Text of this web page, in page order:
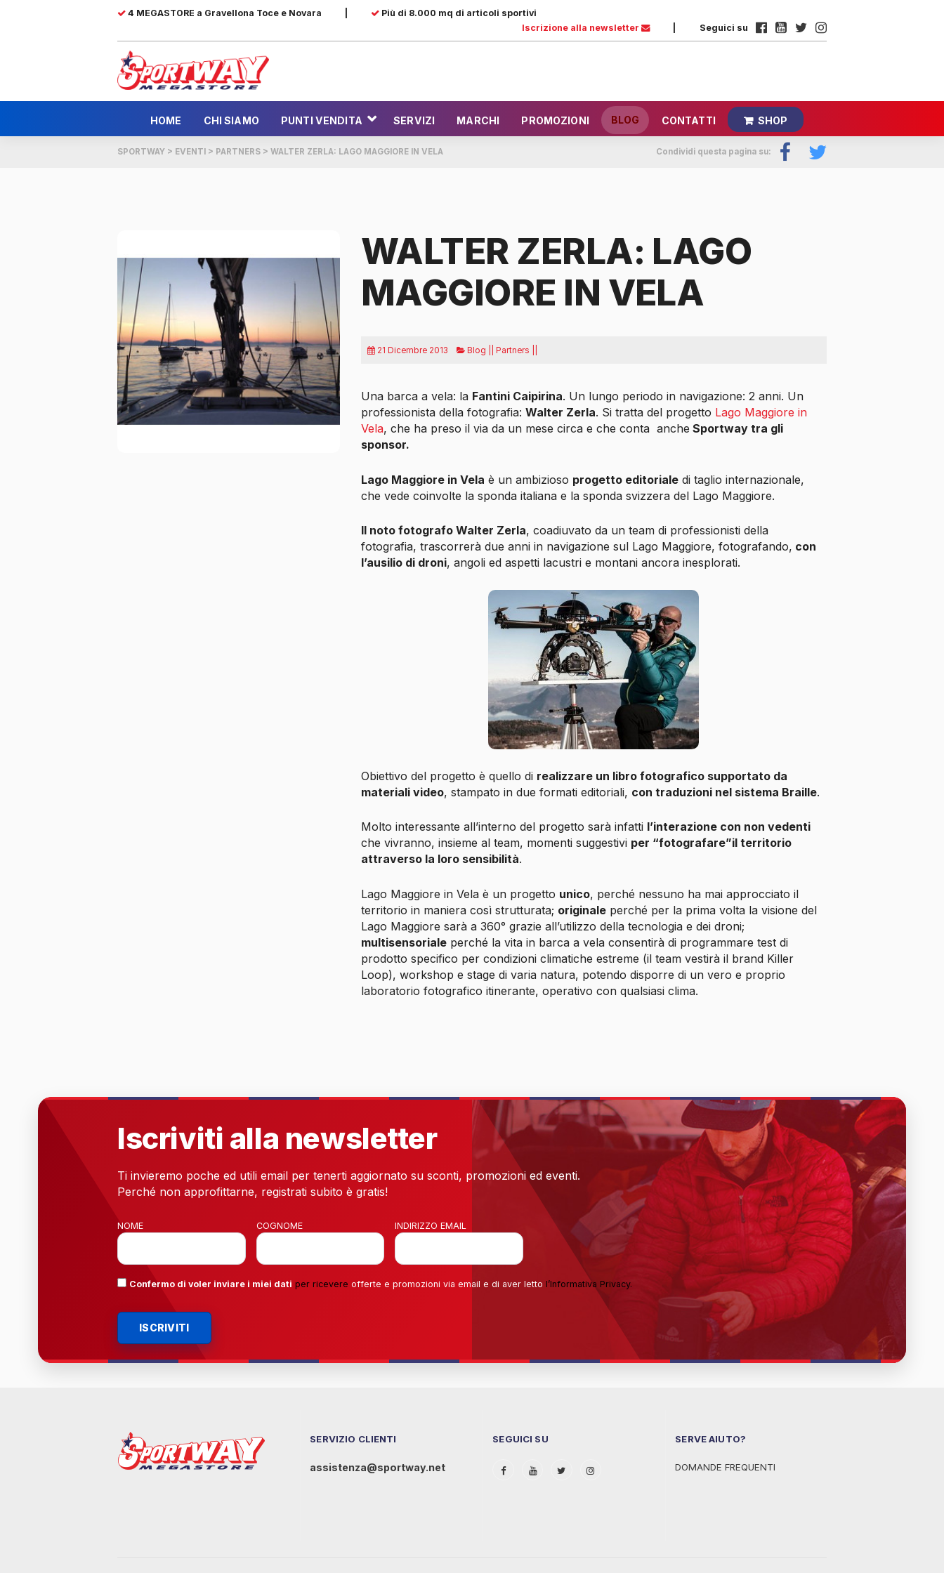
4 MEGASTORE a Gravellona Toce e Novara
Più di 8.000 mq di articoli sportivi
Iscrizione alla newsletter
Seguici su
HOME CHI SIAMO PUNTI VENDITA SERVIZI MARCHI PROMOZIONI BLOG CONTATTI SHOP
SPORTWAY > EVENTI > PARTNERS > WALTER ZERLA: LAGO MAGGIORE IN VELA Condividi questa pagina su:
WALTER ZERLA: LAGO
MAGGIORE IN VELA
21 Dicembre 2013 Blog || Partners ||
Una barca a vela: la Fantini Caipirina. Un lungo periodo in navigazione: 2 anni. Un
professionista della fotografia: Walter Zerla. Si tratta del progetto Lago Maggiore in
Vela, che ha preso il via da un mese circa e che conta anche Sportway tra gli
sponsor.
Lago Maggiore in Vela è un ambizioso progetto editorialedi taglio internazionale,
che vede coinvolte la sponda italiana e la sponda svizzera del Lago Maggiore.
Il noto fotografo Walter Zerla, coadiuvato da un team di professionisti della
fotografia, trascorrerà due anni in navigazione sul Lago Maggiore, fotografando, con
l’ausilio di droni, angoli ed aspetti lacustri e montani ancora inesplorati.
Obiettivo del progetto è quello di realizzare un libro fotografico supportato da
materiali video, stampato in due formati editoriali, con traduzioni nel sistema Braille.
Molto interessante all’interno del progetto sarà infatti l’interazione con non vedenti
che vivranno, insieme al team, momenti suggestivi per “fotografare”il territorio
attraverso la loro sensibilità.
Lago Maggiore in Vela è un progetto unico, perché nessuno ha mai approcciato il
territorio in maniera così strutturata; originaleperché per la prima volta la visione del
Lago Maggiore sarà a 360° grazie all’utilizzo della tecnologia e dei droni;
multisensorialeperché la vita in barca a vela consentirà di programmare test di
prodotto specifico per condizioni climatiche estreme (il team vestirà il brand Killer
Loop), workshop e stage di varia natura, potendo disporre di un vero e proprio
laboratorio fotografico itinerante, operativo con qualsiasi clima.
Iscriviti alla newsletter
Ti invieremo poche ed utili email per tenerti aggiornato su sconti, promozioni ed eventi.
Perché non approfittarne, registrati subito è gratis!
NOME COGNOME INDIRIZZO EMAIL
Confermo di voler inviare i miei dati per ricevere offerte e promozioni via email e di aver letto l’Informativa Privacy.
ISCRIVITI
SERVIZIO CLIENTI
assistenza@sportway.net
SEGUICI SU SERVE AIUTO?
DOMANDE FREQUENTI